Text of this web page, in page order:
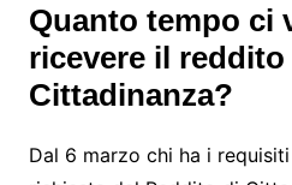
Quanto tempo ci
ricevere il reddito
Cittadinanza?
Dal 6 marzo chi ha i